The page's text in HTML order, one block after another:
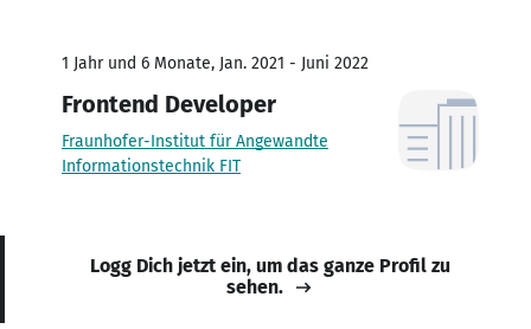
1 Jahr und 6 Monate, Jan. 2021 - Juni 2022
Frontend Developer
Fraunhofer-Institut für Angewandte
Informationstechnik FIT
Logg Dich jetzt ein, um das ganze Profil zu
sehen.